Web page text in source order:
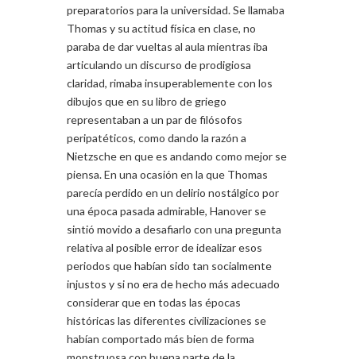
preparatorios para la universidad. Se llamaba
Thomas y su actitud física en clase, no
paraba de dar vueltas al aula mientras iba
articulando un discurso de prodigiosa
claridad, rimaba insuperablemente con los
dibujos que en su libro de griego
representaban a un par de filósofos
peripatéticos, como dando la razón a
Nietzsche en que es andando como mejor se
piensa. En una ocasión en la que Thomas
parecía perdido en un delirio nostálgico por
una época pasada admirable, Hanover se
sintió movido a desafiarlo con una pregunta
relativa al posible error de idealizar esos
periodos que habían sido tan socialmente
injustos y si no era de hecho más adecuado
considerar que en todas las épocas
históricas las diferentes civilizaciones se
habían comportado más bien de forma